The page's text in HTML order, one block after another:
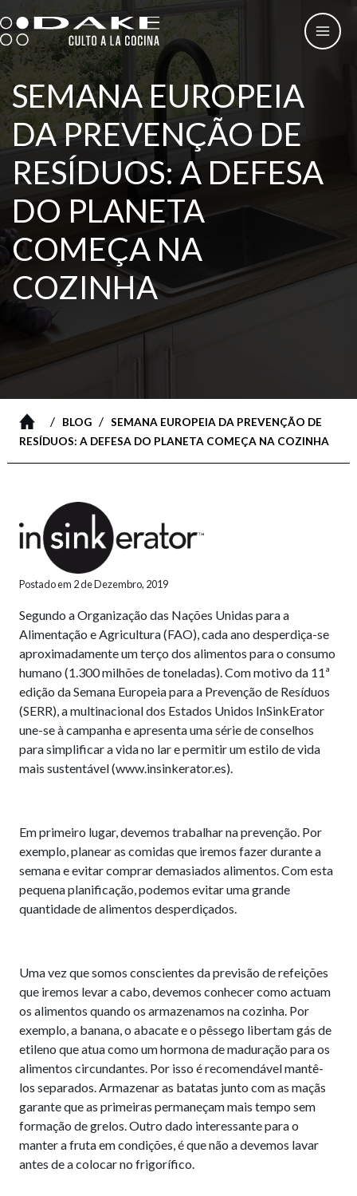
to
content
SEMANA EUROPEIA
DA PREVENÇÃO DE
RESÍDUOS: A DEFESA
DO PLANETA
COMEÇA NA
COZINHA
/ BLOG/ SEMANA EUROPEIA DA PREVENÇÃO DE
RESÍDUOS: A DEFESA DO PLANETA COMEÇA NA COZINHA
Postado em 2 de Dezembro, 2019
Segundo a Organização das Nações Unidas para a
Alimentação e Agricultura (FAO), cada ano desperdiça-se
aproximadamente um terço dos alimentos para o consumo
humano (1.300 milhões de toneladas). Com motivo da 11ª
edição da Semana Europeia para a Prevenção de Resíduos
(SERR), a multinacional dos Estados Unidos InSinkErator
une-se à campanha e apresenta uma série de conselhos
para simplificar a vida no lar e permitir um estilo de vida
mais sustentável (www.insinkerator.es).
Em primeiro lugar, devemos trabalhar na prevenção. Por
exemplo, planear as comidas que iremos fazer durante a
semana e evitar comprar demasiados alimentos. Com esta
pequena planificação, podemos evitar uma grande
quantidade de alimentos desperdiçados.
Uma vez que somos conscientes da previsão de refeições
que iremos levar a cabo, devemos conhecer como actuam
os alimentos quando os armazenamos na cozinha. Por
exemplo, a banana, o abacate e o pêssego libertam gás de
etileno que atua como um hormona de maduração para os
alimentos circundantes. Por isso é recomendável mantê-
los separados. Armazenar as batatas junto com as maçãs
garante que as primeiras permaneçam mais tempo sem
formação de grelos. Outro dado interessante para o
manter a fruta em condições, é que não a devemos lavar
antes de a colocar no frigorífico.